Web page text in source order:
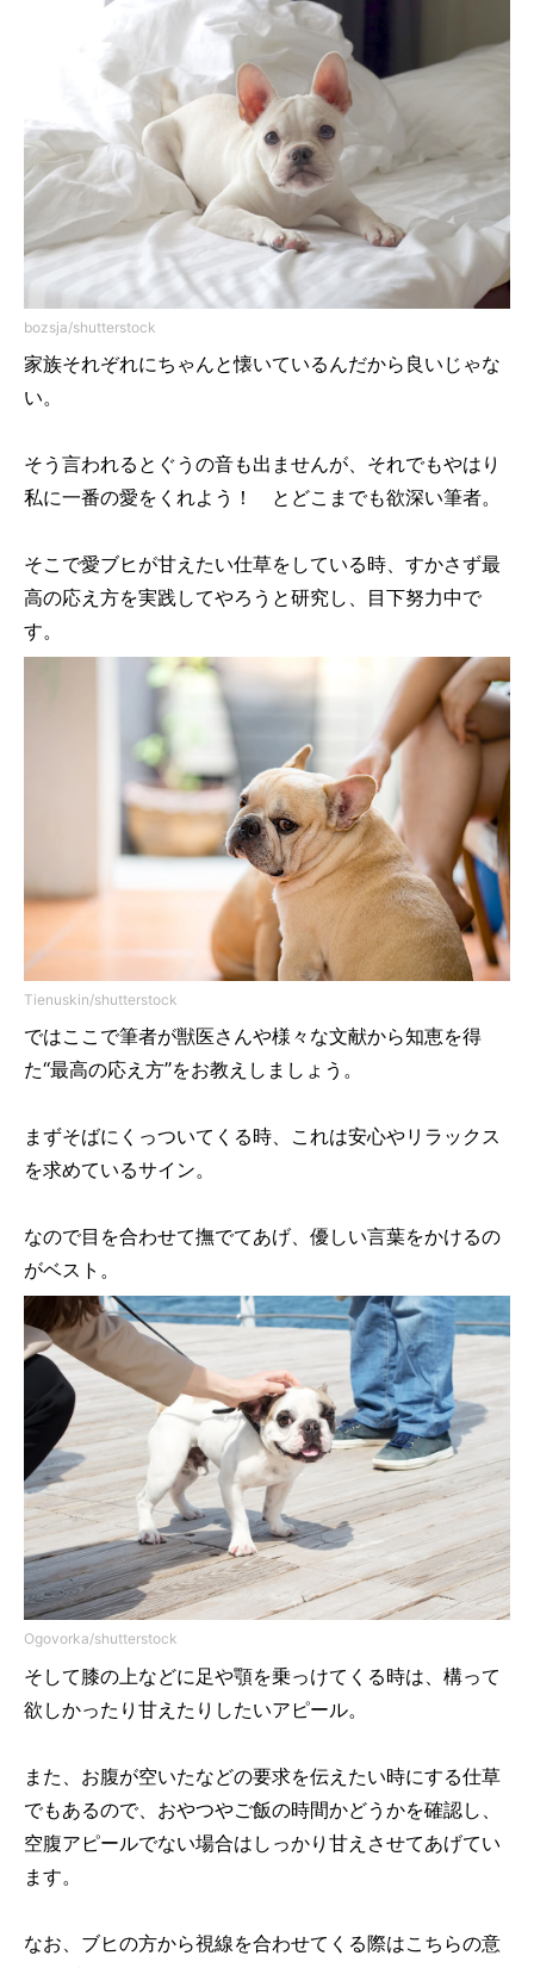
bozsja/shutterstock
家族それぞれにちゃんと懐いているんだから良いじゃな
い。
そう言われるとぐうの音も出ませんが、それでもやはり
私に一番の愛をくれよう！ とどこまでも欲深い筆者。
そこで愛ブヒが甘えたい仕草をしている時、すかさず最
高の応え方を実践してやろうと研究し、目下努力中で
す。
Tienuskin/shutterstock
ではここで筆者が獣医さんや様々な文献から知恵を得
た“最高の応え方”をお教えしましょう。
まずそばにくっついてくる時、これは安心やリラックス
を求めているサイン。
なので目を合わせて撫でてあげ、優しい言葉をかけるの
がベスト。
Ogovorka/shutterstock
そして膝の上などに足や顎を乗っけてくる時は、構って
欲しかったり甘えたりしたいアピール。
また、お腹が空いたなどの要求を伝えたい時にする仕草
でもあるので、おやつやご飯の時間かどうかを確認し、
空腹アピールでない場合はしっかり甘えさせてあげてい
ます。
なお、ブヒの方から視線を合わせてくる際はこちらの意